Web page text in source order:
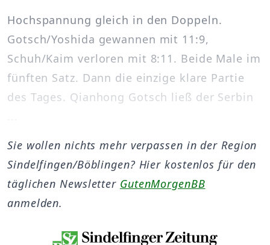
Hochspannung gleich in den Doppeln.
Gotsch/Yoshida gewannen mit 11:9,
Schuh/Kaim verloren mit 8:11. Beide Male im
fünften Satz. Dann die einzige klare Partie
des Tages. Qianhong Gotsch ließ der Serbin
Sie wollen nichts mehr verpassen in der Region
Sindelfingen/Böblingen? Hier kostenlos für den
täglichen Newsletter GutenMorgenBB
anmelden.